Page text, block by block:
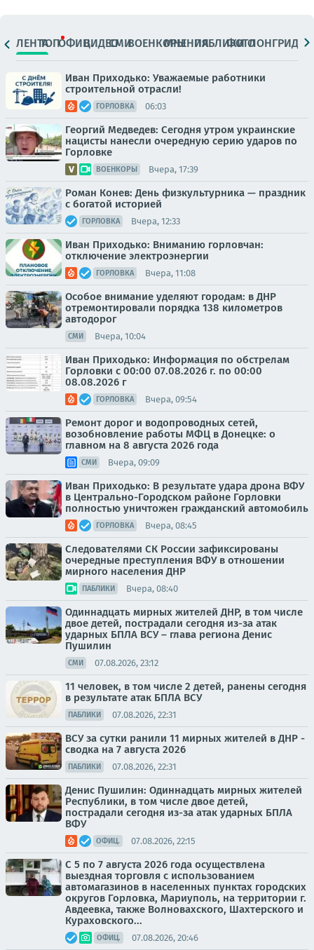
ЛЕНТАТОПОФИЦ.ВИДЕОСМИВОЕНКОРЫМНЕНИЯПАБЛИКИ
ФОТОЛОНГРИДЫ
Иван Приходько: Уважаемые работники
строительной отрасли!
ГОРЛОВКА 06:03
Георгий Медведев: Сегодня утром украинские
нацисты нанесли очередную серию ударов по
Горловке
ВОЕНКОРЫ Вчера, 17:39
Роман Конев: День физкультурника — праздник
с богатой историей
ГОРЛОВКА Вчера, 12:33
Иван Приходько: Вниманию горловчан:
отключение электроэнергии
ГОРЛОВКА Вчера, 11:08
Особое внимание уделяют городам: в ДНР
отремонтировали порядка 138 километров
автодорог
СМИ Вчера, 10:04
Иван Приходько: Информация по обстрелам
Горловки с 00:00 07.08.2026 г. по 00:00
08.08.2026 г
ГОРЛОВКА Вчера, 09:54
Ремонт дорог и водопроводных сетей,
возобновление работы МФЦ в Донецке: о
главном на 8 августа 2026 года
СМИ Вчера, 09:09
Иван Приходько: В результате удара дрона ВФУ
в Центрально-Городском районе Горловки
полностью уничтожен гражданский автомобиль
ГОРЛОВКА Вчера, 08:45
Следователями СК России зафиксированы
очередные преступления ВФУ в отношении
мирного населения ДНР
ПАБЛИКИ Вчера, 08:40
Одиннадцать мирных жителей ДНР, в том числе
двое детей, пострадали сегодня из-за атак
ударных БПЛА ВСУ – глава региона Денис
Пушилин
СМИ 07.08.2026, 23:12
11 человек, в том числе 2 детей, ранены сегодня
в результате атак БПЛА ВСУ
ПАБЛИКИ 07.08.2026, 22:31
ВСУ за сутки ранили 11 мирных жителей в ДНР -
сводка на 7 августа 2026
ПАБЛИКИ 07.08.2026, 22:31
Денис Пушилин: Одиннадцать мирных жителей
Республики, в том числе двое детей,
пострадали сегодня из-за атак ударных БПЛА
ВФУ
ОФИЦ. 07.08.2026, 22:15
С 5 по 7 августа 2026 года осуществлена
выездная торговля с использованием
автомагазинов в населенных пунктах городских
округов Горловка, Мариуполь, на территории г.
Авдеевка, также Волновахского, Шахтерского и
Кураховского...
ОФИЦ. 07.08.2026, 20:46